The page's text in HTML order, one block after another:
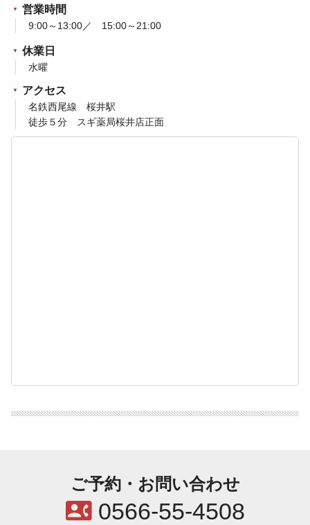
営業時間
9:00～13:00／ 15:00～21:00
休業日
水曜
アクセス
名鉄西尾線 桜井駅
徒歩５分 スギ薬局桜井店正面
ご予約・お問い合わせ
contact_phone0566-55-4508